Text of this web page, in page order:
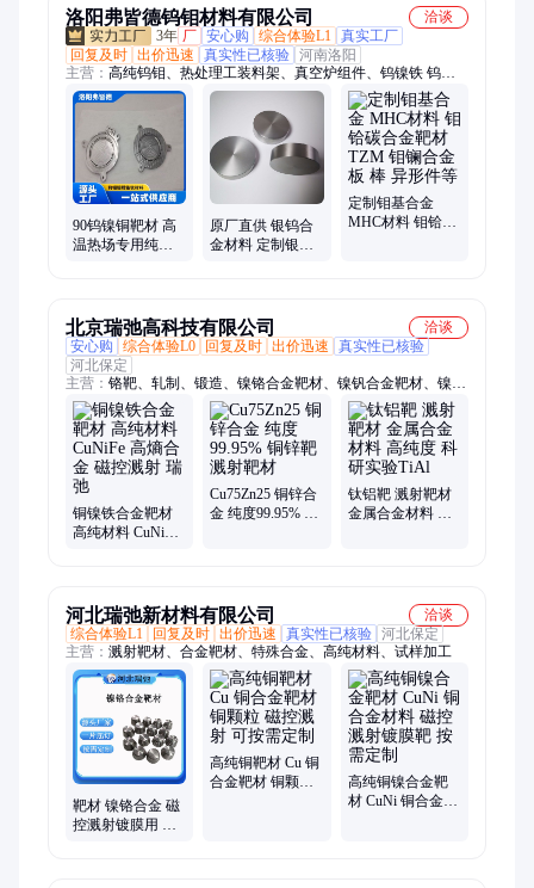
洛阳弗皆德钨钼材料有限公司
洽谈
3年 厂 安心购 综合体验L1 真实工厂
回复及时 出价迅速 真实性已核验 河南洛阳
主营： 高纯钨钼、热处理工装料架、真空炉组件、钨镍铁 钨镍
铜、TZM合金、钼镧合金管、镧钨合金、玻璃窑炉钼电极、钨钼
锆钛坩埚、钨钼电极棒、钼顶头、钨钼流口、钨钼钽铌锆钛各类
加工件、钼加热带隔热屏、钨丝钼丝、热电偶保护管、钼加热
丝、钨网发热体
90钨镍铜靶材 高
温热场专用纯钨
原厂直供 银钨合
金材料 定制银钨
定制钼基合金
MHC材料 钼铪碳
北京瑞弛高科技有限公司
洽谈
安心购
综合体验L0 回复及时 出价迅速
真实性已核验
河北保定
主营： 铬靶、轧制、锻造、镍铬合金靶材、镍钒合金靶材、镍铜
合金靶材、二硼化钛靶材、钛硅合金靶材、合金熔炼、钛铝合金
靶材、锰铜阻尼合金、钛靶材、钨镍铁合金、高熵合金、钴铬镍
合金靶材、铝合金熔炼、镍合金熔炼、铜合金熔炼、石墨靶材、
钴铬钼合金、铜合金靶材、镍合金靶材、铬合金靶材、M2052、
熔炼加工服务
铜镍铁合金靶材
高纯材料 CuNiFe
Cu75Zn25 铜锌合
金 纯度99.95% 铜
钛铝靶 溅射靶材
金属合金材料 高
河北瑞弛新材料有限公司
洽谈
综合体验L1
回复及时 出价迅速 真实性已核验 河北保定
主营： 溅射靶材、合金靶材、特殊合金、高纯材料、试样加工
靶材 镍铬合金 磁
控溅射镀膜用 镍
高纯铜靶材 Cu 铜
合金靶材 铜颗粒
高纯铜镍合金靶
材 CuNi 铜合金材